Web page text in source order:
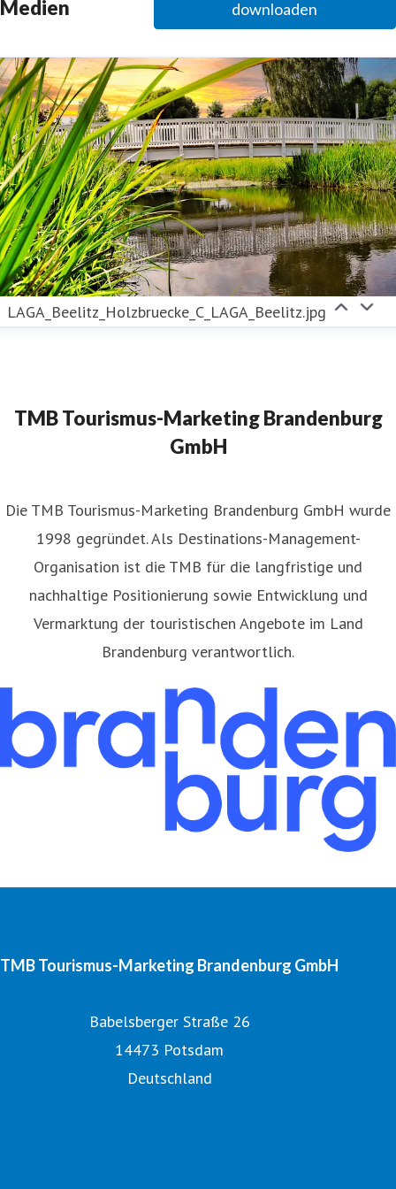
+49 (331) 29873252
Medien
downloaden
LAGA_Beelitz_Holzbruecke_C_LAGA_Beelitz.jpg
TMB Tourismus-Marketing Brandenburg
GmbH
​Die TMB Tourismus-Marketing Brandenburg GmbH wurde
1998 gegründet. Als Destinations-Management-
Organisation ist die TMB für die langfristige und
nachhaltige Positionierung sowie Entwicklung und
Vermarktung der touristischen Angebote im Land
Brandenburg verantwortlich.
TMB Tourismus-Marketing Brandenburg GmbH
Babelsberger Straße 26
14473 Potsdam
Deutschland